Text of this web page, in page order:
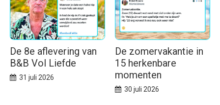
De 8e aflevering van
B&B Vol Liefde
31 juli 2026
De zomervakantie in
15 herkenbare
momenten
30 juli 2026